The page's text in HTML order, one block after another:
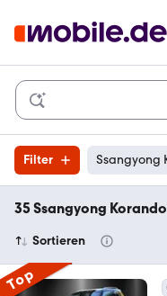
Filter Ssangyong
35 Ssangyong
Sortieren
Top